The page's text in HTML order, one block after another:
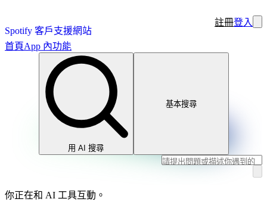
Spotify 客戶支援網站
註冊登入
首頁App 內功能
用 AI 搜尋
基本搜尋
你正在和 AI 工具互動。